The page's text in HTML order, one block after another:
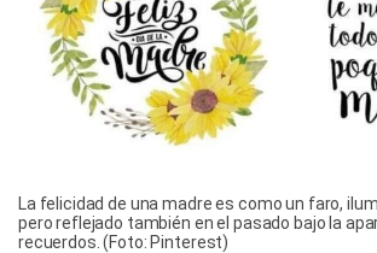
La felicidad de una madre es como un faro,
pero reflejado también en el pasado bajo la
recuerdos. (Foto: Pinterest)